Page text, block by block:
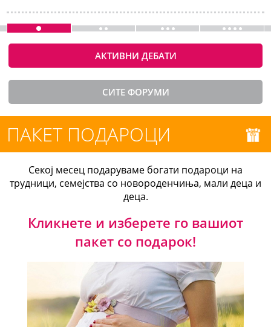
АКТИВНИ ДЕБАТИ
СИТЕ ФОРУМИ
ПАКЕТ ПОДАРОЦИ
Секој месец подаруваме богати подароци на
трудници, семејства со новороденчиња, мали деца и
деца.
Кликнете и изберете го вашиот
пакет со подарок!